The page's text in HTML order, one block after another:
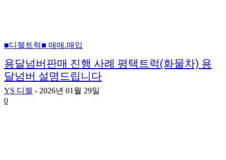
■디젤트럭■ 매매.매입
용달넘버판매 진행 사례 평택트럭(화물차) 용
달넘버 설명드립니다
YS 디젤 - 2026년 01월 29일
0